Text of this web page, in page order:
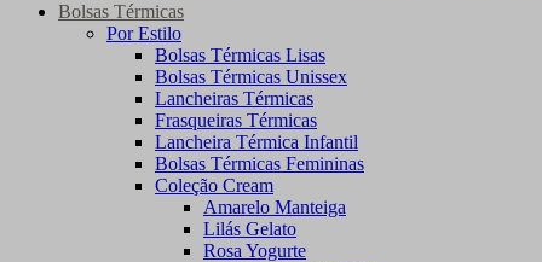
Bolsas Térmicas
Por Estilo
Bolsas Térmicas Lisas
Bolsas Térmicas Unissex
Lancheiras Térmicas
Frasqueiras Térmicas
Lancheira Térmica Infantil
Bolsas Térmicas Femininas
Coleção Cream
Amarelo Manteiga
Lilás Gelato
Rosa Yogurte